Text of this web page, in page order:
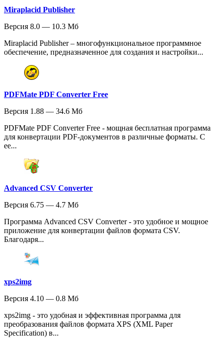
Miraplacid Publisher
Версия 8.0 — 10.3 Мб
Miraplacid Publisher – многофункциональное программное
обеспечение, предназначенное для создания и настройки...
PDFMate PDF Converter Free
Версия 1.88 — 34.6 Мб
PDFMate PDF Converter Free - мощная бесплатная программа
для конвертации PDF-документов в различные форматы. С
ее...
Advanced CSV Converter
Версия 6.75 — 4.7 Мб
Программа Advanced CSV Converter - это удобное и мощное
приложение для конвертации файлов формата CSV.
Благодаря...
xps2img
Версия 4.10 — 0.8 Мб
xps2img - это удобная и эффективная программа для
преобразования файлов формата XPS (XML Paper
Specification) в...